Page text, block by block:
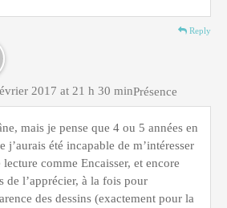
Reply
Présence
2017 at 21 h 30 min
mais je pense que 4 ou 5 années en
j’aurais été incapable de m’intéresser
lecture comme Encaisser, et encore
de l’apprécier, à la fois pour
des dessins (exactement pour la